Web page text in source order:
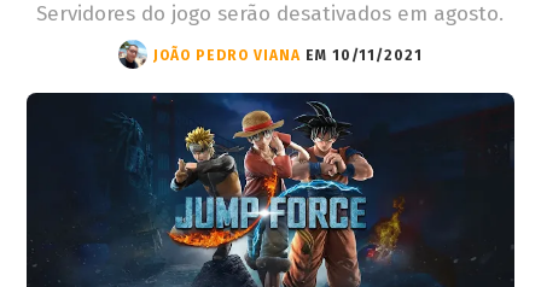
Servidores do jogo serão desativados em agosto.
JOÃO PEDRO VIANA EM 10/11/2021